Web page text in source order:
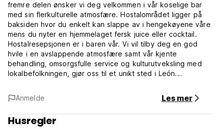
fremre delen ønsker vi deg velkommen i vår koselige bar
med sin flerkulturelle atmosfære. Hostalområdet ligger på
baksiden hvor du enkelt kan slappe av i hengekøyene våre
mens du nyter en hjemmelaget fersk juice eller cocktail.
Hostalresepsjonen er i baren vår. Vi vil tilby deg en god
hvile i en avslappende atmosfære samt vår kjente
behandling, omsorgsfulle service og kulturutveksling med
lokalbefolkningen, gjør oss til et unikt sted i León.
Hotellet vårt har en praktisk beliggenhet i hjertet av Leon, i
en vakker autentisk kolonieiendom. Vi er midt i sentrum av
byen, bare noen få minutters gange fra katedralen i Leon,
Museo De La Revolucion eller Museo Ruben Dario, blant
Anmelde Les mer
Husregler